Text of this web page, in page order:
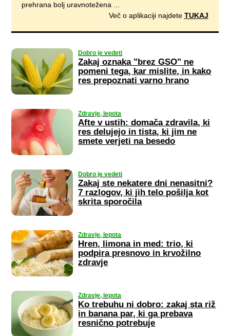
prehrana bolj uravnotežena ...
Več o aplikaciji najdete TUKAJ
Dobro je vedeti
Zakaj oznaka "brez GSO" ne
pomeni tega, kar mislite, in kako
res prepoznati varno hrano
Zdravje, lepota
Afte v ustih: domača zdravila, ki
res delujejo in tista, ki jim ne
smete verjeti na besedo
Dobro je vedeti
Zakaj ste nekatere dni nenasitni?
7 razlogov, ki jih telo pošilja kot
skrita sporočila
Zdravje, lepota
Hren, limona in med: trio, ki
podpira presnovo in krvožilno
zdravje
Zdravje, lepota
Ko trebuhu ni dobro: zakaj sta riž
in banana par, ki ga prebava
resnično potrebuje